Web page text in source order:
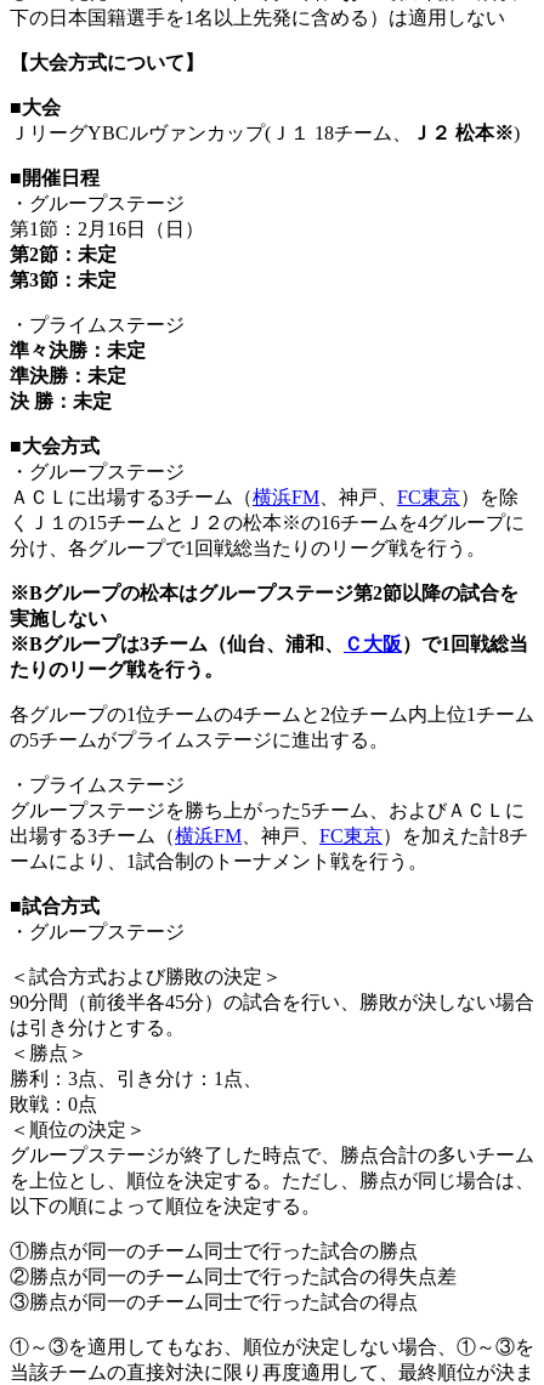
下の日本国籍選手を1名以上先発に含める）は適用しない
【大会方式について】
■大会
ＪリーグYBCルヴァンカップ(Ｊ１ 18チーム、
Ｊ２ 松本※)
■開催日程
・グループステージ
第1節：2月16日（日）
第2節：未定
第3節：未定
・プライムステージ
準々決勝：未定
準決勝：未定
決 勝：未定
■大会方式
・グループステージ
ＡＣＬに出場する3チーム（横浜FM 、神戸、 FC東京）を除
くＪ１の15チームとＪ２の松本※の16チームを4グループに
分け、各グループで1回戦総当たりのリーグ戦を行う。
※Bグループの松本はグループステージ第2節以降の試合を
実施しない
※Bグループは3チーム（仙台、浦和、
Ｃ大阪）で1回戦総当
たりのリーグ戦を行う。
各グループの1位チームの4チームと2位チーム内上位1チーム
の5チームがプライムステージに進出する。
・プライムステージ
グループステージを勝ち上がった5チーム、およびＡＣＬに
出場する3チーム（横浜FM 、神戸、 FC東京）を加えた計8チ
ームにより、1試合制のトーナメント戦を行う。
■試合方式
・グループステージ
＜試合方式および勝敗の決定＞
90分間（前後半各45分）の試合を行い、勝敗が決しない場合
は引き分けとする。
＜勝点＞
勝利：3点、引き分け：1点、
敗戦：0点
＜順位の決定＞
グループステージが終了した時点で、勝点合計の多いチーム
を上位とし、順位を決定する。ただし、勝点が同じ場合は、
以下の順によって順位を決定する。
①勝点が同一のチーム同士で行った試合の勝点
②勝点が同一のチーム同士で行った試合の得失点差
③勝点が同一のチーム同士で行った試合の得点
①～③を適用してもなお、順位が決定しない場合、①～③を
当該チームの直接対決に限り再度適用して、最終順位が決ま